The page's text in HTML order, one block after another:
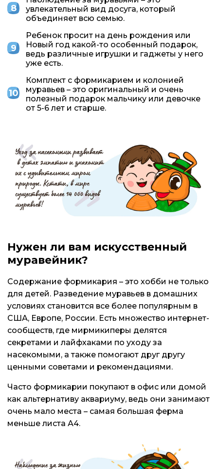
увлекательный вид досуга, который
объединяет всю семью.
Ребенок просит на день рождения или
Новый год какой-то особенный подарок,
ведь различные игрушки и гаджеты у него
уже есть.
Комплект с формикарием и колонией
муравьев – это оригинальный и очень
полезный подарок мальчику или девочке
от 5-6 лет и старше.
Нужен ли вам искусственный
муравейник?
Содержание формикария – это хобби не только
для детей. Разведение муравьев в домашних
условиях становится все более популярным в
США, Европе, России. Есть множество интернет-
сообществ, где мирмикиперы делятся
секретами и лайфхаками по уходу за
насекомыми, а также помогают друг другу
ценными советами и рекомендациями.
Часто формикарии покупают в офис или домой
как альтернативу аквариуму, ведь они занимают
очень мало места – самая большая ферма
меньше листа А4.